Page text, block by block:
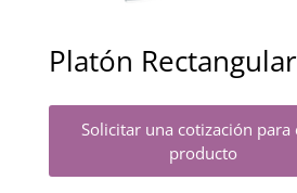
Platón
Solicitar una cotización para
producto